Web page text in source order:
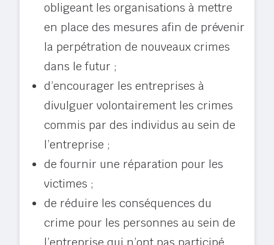
obligeant les organisations à mettre
en place des mesures afin de prévenir
la perpétration de nouveaux crimes
dans le futur ;
d’encourager les entreprises à
divulguer volontairement les crimes
commis par des individus au sein de
l’entreprise ;
de fournir une réparation pour les
victimes ;
de réduire les conséquences du
crime pour les personnes au sein de